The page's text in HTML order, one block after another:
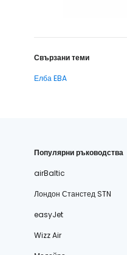
Свързани теми
Елба EBA
Популярни ръководства
airBaltic
Лондон Станстед STN
easyJet
Wizz Air